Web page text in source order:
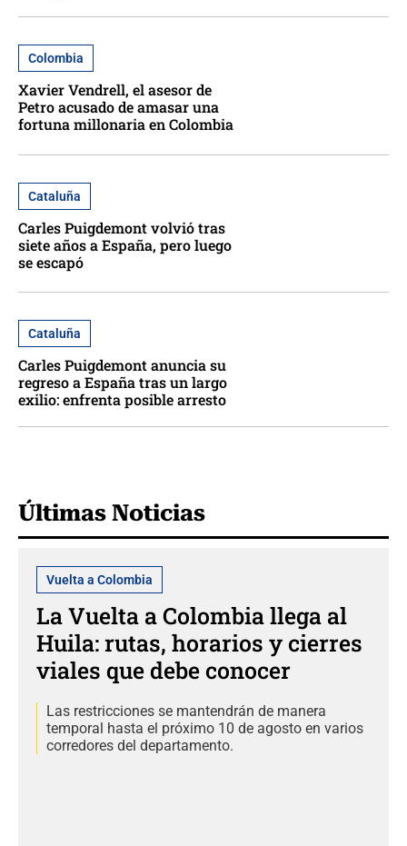
Colombia
Xavier Vendrell, el asesor de
Petro acusado de amasar una
fortuna millonaria en Colombia
Cataluña
Carles Puigdemont volvió tras
siete años a España, pero luego
se escapó
Cataluña
Carles Puigdemont anuncia su
regreso a España tras un largo
exilio: enfrenta posible arresto
Últimas Noticias
Vuelta a Colombia
La Vuelta a Colombia llega al
Huila: rutas, horarios y cierres
viales que debe conocer
Las restricciones se mantendrán de manera
temporal hasta el próximo 10 de agosto en varios
corredores del departamento.